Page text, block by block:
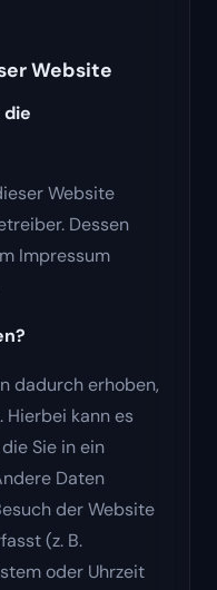
Website
Website
Dessen
Impressum
dadurch erhoben,
Hierbei kann es
Sie in ein
Daten
der Website
(z. B.
oder Uhrzeit